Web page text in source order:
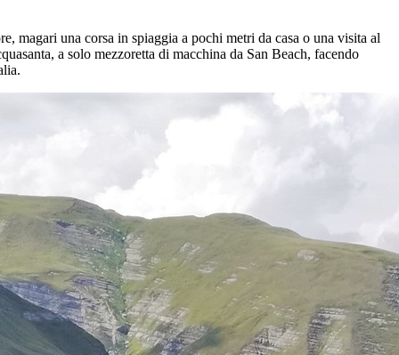
magari una corsa in spiaggia a pochi metri da casa o una visita al
a solo mezzoretta di macchina da San Beach, facendo